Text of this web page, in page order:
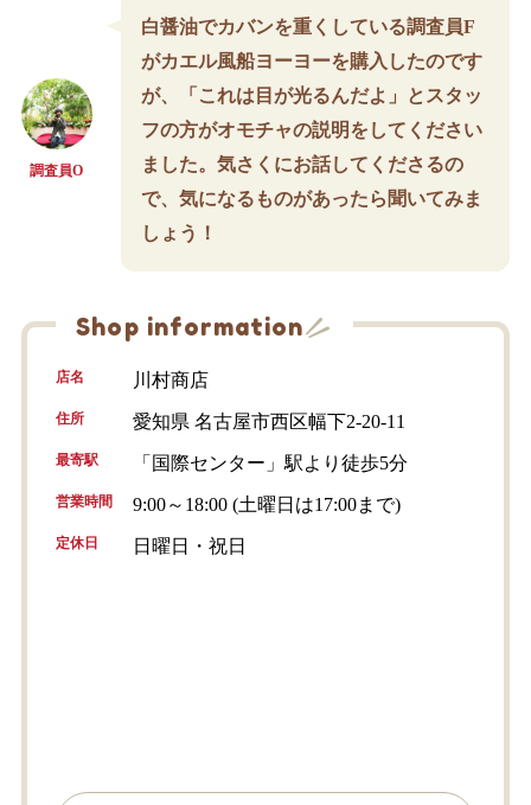
調査員O
白醤油でカバンを重くしている調査員F
がカエル風船ヨーヨーを購入したのです
が、「これは目が光るんだよ」とスタッ
フの方がオモチャの説明をしてください
ました。気さくにお話してくださるの
で、気になるものがあったら聞いてみま
しょう！
Shop information
店名 川村商店
住所 愛知県 名古屋市西区幅下2-20-11
最寄駅 「国際センター」駅より徒歩5分
営業時間 9:00～18:00 (土曜日は17:00まで)
定休日 日曜日・祝日